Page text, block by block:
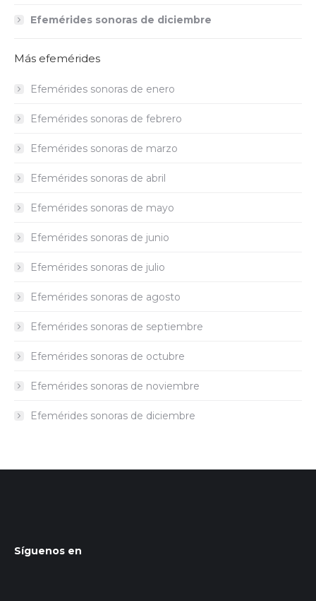
Efemérides sonoras de diciembre
Más efemérides
Efemérides sonoras de enero
Efemérides sonoras de febrero
Efemérides sonoras de marzo
Efemérides sonoras de abril
Efemérides sonoras de mayo
Efemérides sonoras de junio
Efemérides sonoras de julio
Efemérides sonoras de agosto
Efemérides sonoras de septiembre
Efemérides sonoras de octubre
Efemérides sonoras de noviembre
Efemérides sonoras de diciembre
Síguenos en